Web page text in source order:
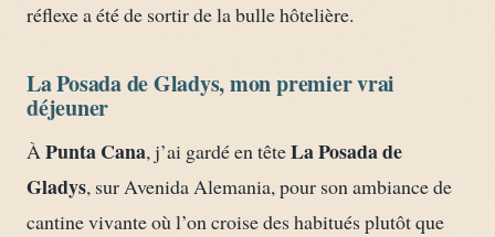
réflexe a été de sortir de la bulle hôtelière.
La Posada de Gladys, mon premier vrai
déjeuner
ÀPunta Cana, j’ai gardé en têteLa Posada de
Gladys, sur Avenida Alemania, pour son ambiance de
cantine vivante où l’on croise des habitués plutôt que